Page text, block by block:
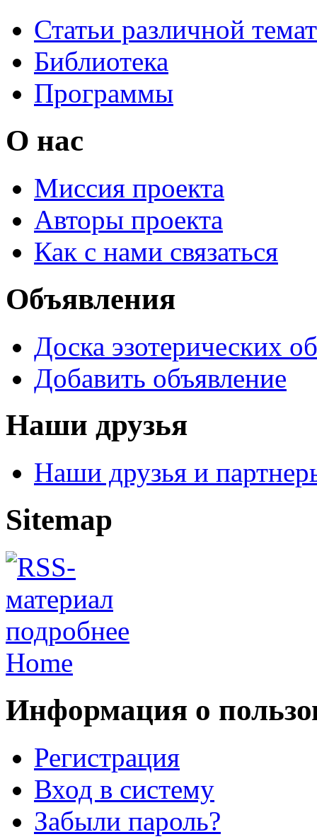
Статьи различной
Библиотека
Программы
О нас
Миссия проекта
Авторы проекта
Как с нами связаться
Объявления
Доска эзотерических
Добавить объявление
Наши друзья
Наши друзья и
Sitemap
подробнее
Home
Информация о
Регистрация
Вход в систему
Забыли пароль?